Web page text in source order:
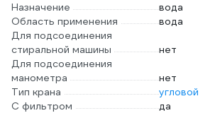
Назначение
вода
Область применения
вода
Для подсоединения
стиральной машины
нет
Для подсоединения
манометра
нет
Тип крана
угловой
С фильтром
да